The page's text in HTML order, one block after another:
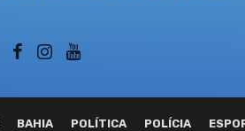
BAHIA POLÍTICA POLÍCIA